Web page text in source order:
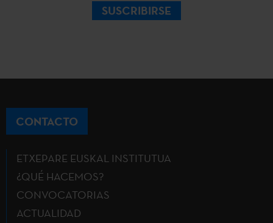
SUSCRIBIRSE
CONTACTO
ETXEPARE EUSKAL INSTITUTUA
¿QUÉ HACEMOS?
CONVOCATORIAS
ACTUALIDAD